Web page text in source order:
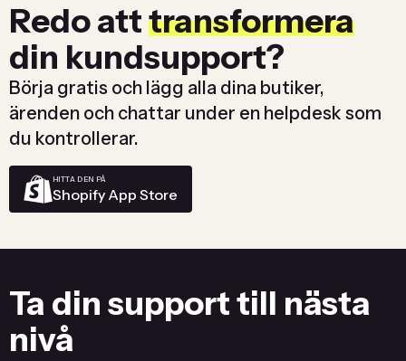
Redo atttransformera
din kundsupport?
Börja gratis och lägg alla dina butiker,
ärenden och chattar under en helpdesk som
du kontrollerar.
HITTA DEN PÅ
Shopify App Store
Ta din support till nästa
nivå